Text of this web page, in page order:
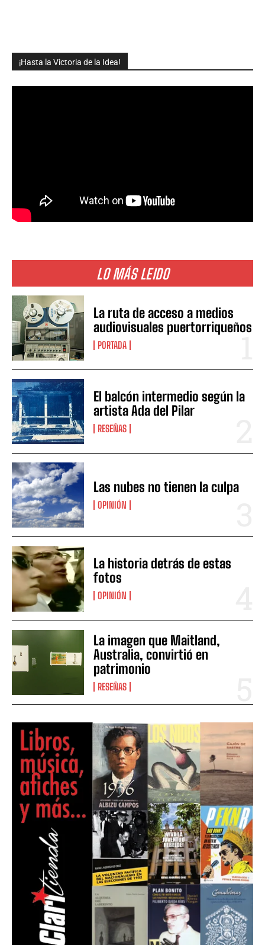
¡Hasta la Victoria de la Idea!
LO MÁS LEIDO
La ruta de acceso a medios
audiovisuales puertorriqueños
PORTADA
El balcón intermedio según la
artista Ada del Pilar
RESEÑAS
Las nubes no tienen la culpa
OPINIÓN
La historia detrás de estas
fotos
OPINIÓN
La imagen que Maitland,
Australia, convirtió en
patrimonio
RESEÑAS